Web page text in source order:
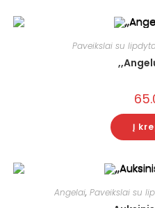
Paveikslai su
Į
Angelai, Paveikslai su